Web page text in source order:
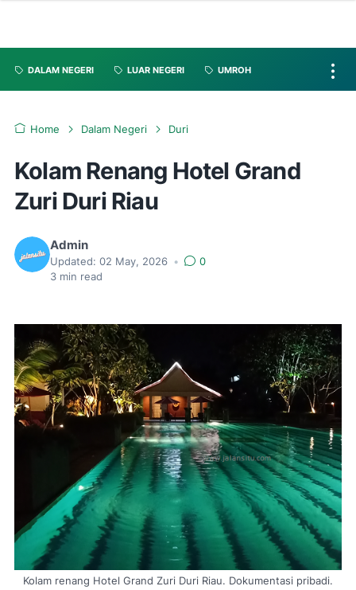
DALAM NEGERI LUAR NEGERI UMROH
Home Dalam Negeri Duri
Kolam Renang Hotel Grand
Zuri Duri Riau
Admin
Updated: 02 May, 2026 •
0
3 min read
Kolam renang Hotel Grand Zuri Duri Riau. Dokumentasi pribadi.